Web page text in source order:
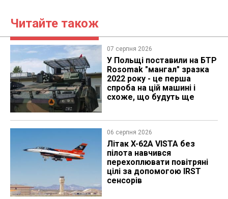
Читайте також
07 серпня 2026
У Польщі поставили на БТР
Rosomak "мангал" зразка
2022 року - це перша
спроба на цій машині і
схоже, що будуть ще
06 серпня 2026
Літак X-62A VISTA без
пілота навчився
перехоплювати повітряні
цілі за допомогою IRST
сенсорів